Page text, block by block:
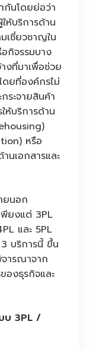
นโดยย่อว่า
ห้บริการด้าน
เชี่ยวชาญใน
กิจรรมบาง
งที่มาเพื่อช่วย
ดยที่องค์กรไม่
ระจายสินค้า
ห้บริการด้าน
หรือ
นเอกสารและ
ยนอก
ยงแต่ 3PL
และ 5PL
บริการนี้ ขึ้น
ารณาจาก
องธุรกิจและ
บ 3PL /